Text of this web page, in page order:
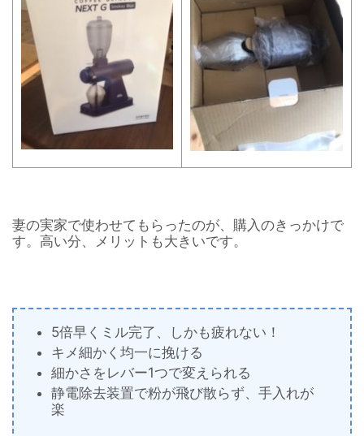
妻の実家で使わせてもらったのが、購入のきっかけで
す。高い分、メリットも大きいです。
5倍早くミル完了、しかも疲れない！
キメ細かく均一に挽ける
細かさをレバー1つで変えられる
静電除去装置で粉が飛び散らず、手入れが
楽